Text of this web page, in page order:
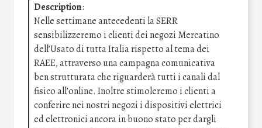
Description:
Nelle settimane antecedenti la SERR
sensibilizzeremo i clienti dei negozi Mercatino
dell’Usato di tutta Italia rispetto al tema dei
RAEE, attraverso una campagna comunicativa
ben strutturata che riguarderà tutti i canali dal
fisico all’online. Inoltre stimoleremo i clienti a
conferire nei nostri negozi i dispositivi elettrici
ed elettronici ancora in buono stato per dargli